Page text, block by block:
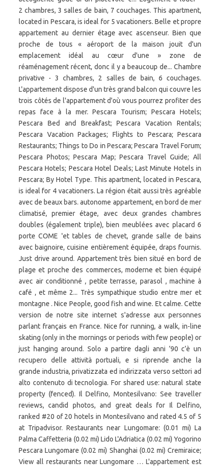
2 chambres, 3 salles de bain, 7 couchages. This apartment,
located in Pescara, is ideal for 5 vacationers. Belle et propre
appartement au dernier étage avec ascenseur. Bien que
proche de tous « aéroport de la maison jouit d'un
emplacement idéal au cœur d'une » zone de
réaménagement récent, donc il y a beaucoup de... Chambre
privative - 3 chambres, 2 salles de bain, 6 couchages.
L'appartement dispose d'un très grand balcon qui couvre les
trois côtés de l'appartement d'où vous pourrez profiter des
repas face à la mer. Pescara Tourism; Pescara Hotels;
Pescara Bed and Breakfast; Pescara Vacation Rentals;
Pescara Vacation Packages; Flights to Pescara; Pescara
Restaurants; Things to Do in Pescara; Pescara Travel Forum;
Pescara Photos; Pescara Map; Pescara Travel Guide; All
Pescara Hotels; Pescara Hotel Deals; Last Minute Hotels in
Pescara; By Hotel Type. This apartment, located in Pescara,
is ideal for 4 vacationers. La région était aussi très agréable
avec de beaux bars. autonome appartement, en bord de mer
climatisé, premier étage, avec deux grandes chambres
doubles (également triple), bien meublées avec placard 6
porte COME 'et tables de chevet, grande salle de bains
avec baignoire, cuisine entièrement équipée, draps fournis.
Just drive around. Appartement très bien situé en bord de
plage et proche des commerces, moderne et bien équipé
avec air conditionné , petite terrasse, parasol , machine à
café , et même 2... Très sympathique studio entre mer et
montagne . Nice People, good fish and wine. Et calme. Cette
version de notre site internet s'adresse aux personnes
parlant français en France. Nice for running, a walk, in-line
skating (only in the mornings or periods with few people) or
just hanging around. Solo a partire dagli anni ’90 c’è un
recupero delle attività portuali, e si riprende anche la
grande industria, privatizzata ed indirizzata verso settori ad
alto contenuto di tecnologia. For shared use: natural state
property (fenced). Il Delfino, Montesilvano: See traveller
reviews, candid photos, and great deals for Il Delfino,
ranked #20 of 20 hotels in Montesilvano and rated 4.5 of 5
at Tripadvisor. Restaurants near Lungomare: (0.01 mi) La
Palma Caffetteria (0.02 mi) Lido L'Adriatica (0.02 mi) Yogorino
Pescara Lungomare (0.02 mi) Shanghai (0.02 mi) Cremiraice;
View all restaurants near Lungomare … L'appartement est